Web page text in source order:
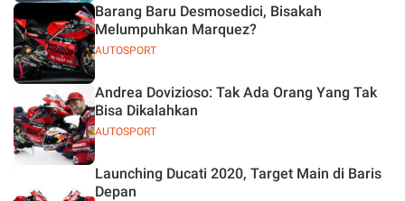
AUTOSPORT
Barang Baru Desmosedici, Bisakah
Melumpuhkan Marquez?
AUTOSPORT
Andrea Dovizioso: Tak Ada Orang Yang Tak
Bisa Dikalahkan
Launching Ducati 2020, Target Main di Baris
Depan